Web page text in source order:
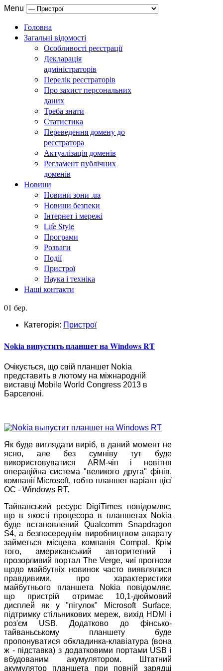
Menu
Головна
Загальні відомості
Особливості реєстрації
Декларація
адміністраторів
Перелік реєстраторів
Про захист персональних
даних
Треба знати
Статистика
Переведення домену до
реєстратора
Актуалізація доменів
Регламент публічних
доменів
Новини
Новини зони .ua
Новини безпеки
Інтернет і мережі
Life Style
Програми
Розваги
Події
Пристрої
Наука і техніка
Наші контакти
01 бер.
Категорія: Пристрої
Nokia випустить планшет на Windows RT
Очікується, що свій планшет Nokia
представить в лютому на міжнародній
виставці Mobile World Congress 2013 в
Барселоні.
Як буде виглядати виріб, в даний момент не
ясно, але без сумніву тут буде
використовуватися ARM-чіп і новітня
операційна система "великого друга" фінів,
компанії Microsoft, тобто планшет варіант цієї
ОС - Windows RT.
Тайванський ресурс DigiTimes повідомляє,
що в якості процесора в планшетах Nokia
буде встановлений Qualcomm Snapdragon
S4, а безпосереднім виробництвом апарату
займеться місцева компанія Compal. Крім
того, американський авторитетний і
прозорливий портал The Verge, чиї прогнози
щодо майбутніх новинок часто виявлялися
правдивими, про характеристики
майбутнього планшета Nokia повідомляє,
що пристрій отримає 10,1-дюймовий
дисплей як у "пігулок" Microsoft Surface,
підтримку стільникових мереж, вихід HDMI і
роз'єм USB. Додатково до фінсько-
тайваньському планшету буде
пропонуватися обкладинка-клавіатура (вона
ж - підставка) з додатковими портами USB і
вбудованим акумулятором. Штатний
акумулятор планшета при повній зарядці